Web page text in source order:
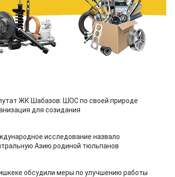
ЖК Шабазов: ШОС по своей природе
для созидания
исследование назвало
Азию родиной тюльпанов
обсудили меры по улучшению работы